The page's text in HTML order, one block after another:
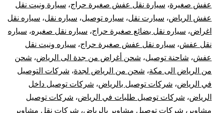
عفش صغيرة، سيارة نقل عفش صغيرة حراج، سيارة ونيت نقل
عفش الرياض، سيارت نقل، سياره توصيل، سياره نقل، سياره نقل
اغراض، سياره نقل بضائع صغيرة حراج، سياره نقل صغيره، سياره
نقل عفش، سياره نقل عفش صغيرة حراج، سياره ونيت نقل
عفش، شاحنة توصيل، شحن أغراض من جدة الى الرياض، شحن
من الرياض الى مكة، شحن من الرياض لجدة، شركات التوصيل
في الرياض، شركات توصيل بالرياض، شركات توصيل داخل
الرياض، شركات توصيل طلبات في الرياض، شركات توصيل
مشاوير ، شركات توصيل مشاوير بالرياض، شركات نقل مشاوير